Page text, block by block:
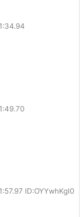
ID:OYYwhKgI0